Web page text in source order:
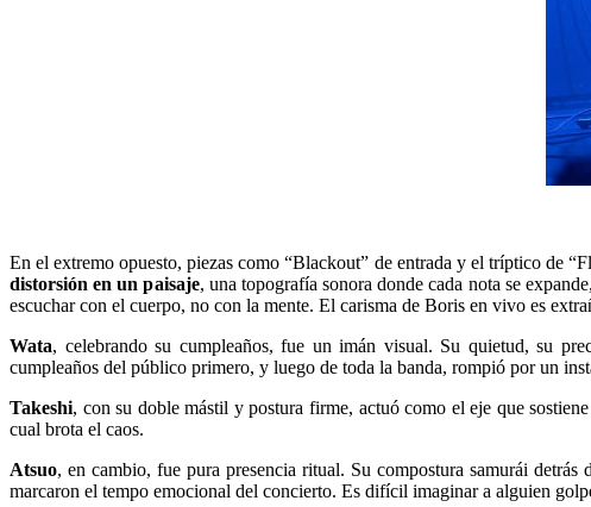
En el extremo opuesto, piezas como “Blackout” de entrada y el tríptico de
distorsión en un paisaje, una topografía sonora donde cada nota se
escuchar con el cuerpo, no con la mente. El carisma de Boris en vivo es
Wata, celebrando su cumpleaños, fue un imán visual. Su quietud, su
cumpleaños del público primero, y luego de toda la banda, rompió por un
Takeshi, con su doble mástil y postura firme, actuó como el eje que
cual brota el caos.
Atsuo, en cambio, fue pura presencia ritual. Su compostura samurái
marcaron el tempo emocional del concierto. Es difícil imaginar a alguien